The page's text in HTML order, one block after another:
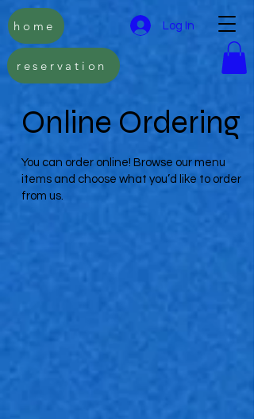
Log In
reservation
home
Online Ordering
You can order online! Browse our menu
items and choose what you’d like to order
from us.